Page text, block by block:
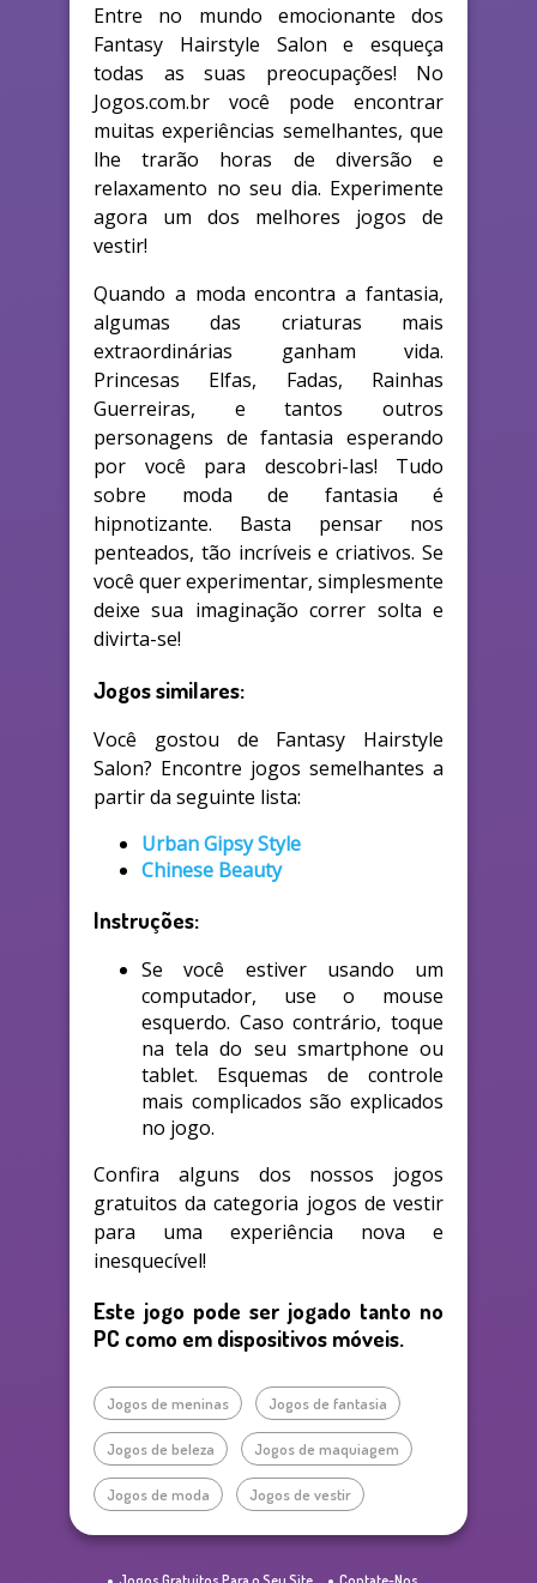
Entre no mundo emocionante dos
Fantasy Hairstyle Salon e esqueça
todas as suas preocupações! No
Jogos.com.br você pode encontrar
muitas experiências semelhantes, que
lhe trarão horas de diversão e
relaxamento no seu dia. Experimente
agora um dos melhores jogos de
vestir!
Quando a moda encontra a fantasia,
algumas das criaturas mais
extraordinárias ganham vida.
Princesas Elfas, Fadas, Rainhas
Guerreiras, e tantos outros
personagens de fantasia esperando
por você para descobri-las! Tudo
sobre moda de fantasia é
hipnotizante. Basta pensar nos
penteados, tão incríveis e criativos. Se
você quer experimentar, simplesmente
deixe sua imaginação correr solta e
divirta-se!
Jogos similares:
Você gostou de Fantasy Hairstyle
Salon? Encontre jogos semelhantes a
partir da seguinte lista:
Urban Gipsy Style
Chinese Beauty
Instruções:
Se você estiver usando um
computador, use o mouse
esquerdo. Caso contrário, toque
na tela do seu smartphone ou
tablet. Esquemas de controle
mais complicados são explicados
no jogo.
Confira alguns dos nossos jogos
gratuitos da categoria jogos de vestir
para uma experiência nova e
inesquecível!
Este jogo pode ser jogado tanto no
PC como em dispositivos móveis.
Jogos de meninas Jogos de fantasia
Jogos de beleza Jogos de maquiagem
Jogos de moda Jogos de vestir